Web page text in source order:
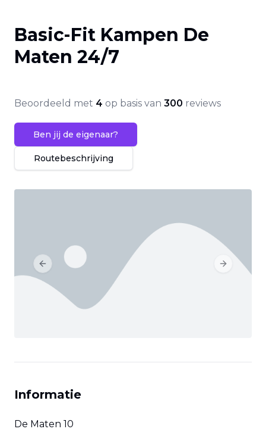
Basic-Fit Kampen De
Maten 24/7
Beoordeeld met 4 op basis van 300 reviews
Ben jij de eigenaar?
Routebeschrijving
Previous slide Next slide
Informatie
De Maten 10